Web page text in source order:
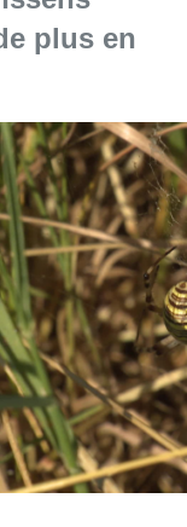
Bart
de vitesse
a été
l’avenue de